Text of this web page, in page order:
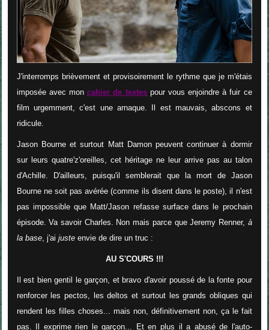
J'interromps brièvement et provisoirement le rythme que je m'étais
imposée avec moncahier de textespour vous enjoindre à fuir ce
film urgemment, c'est une arnaque. Il est mauvais, abscons et
ridicule.
Jason Bourne et surtout Matt Damon peuvent continuer à dormir
sur leurs quatre'z'oreilles, cet héritage ne leur arrive pas au talon
d'Achille. D'ailleurs, puisqu'il semblerait que la mort de Jason
Bourne ne soit pas avérée (comme ils disent dans le poste), il n'est
pas impossible que Matt/Jason refasse surface dans le prochain
épisode. Va savoir Charles. Non mais parce que Jeremy Renner, à
la base, j'ai justeenvie de dire un truc :
AU S'COURS !!!
Il est bien gentil le garçon, et bravo d'avoir poussé de la fonte pour
renforcer les pectos, les deltos et surtout les grands obliques qui
rendent les filles choses... mais non, définitivement non, ça le fait
pas. Il exprime rien le garçon... Et en plus il a abusé de l'auto-